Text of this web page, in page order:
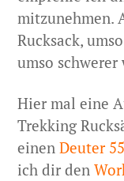
mitzunehmen.
Rucksack,
umso
Hier mal eine
Trekking
einenDeuter
ich dir den